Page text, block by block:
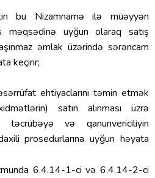
bu Nizamnamə ilə müəyyən
məqsədinə uyğun olaraq satış
əmlak üzərində sərəncam
keçirir;
ehtiyaclarını təmin etmək
satın alınması üzrə
təcrübəyə və qanunvericiliyin
prosedurlarına uyğun həyata
6.4.14-1-ci və 6.4.14-2-ci